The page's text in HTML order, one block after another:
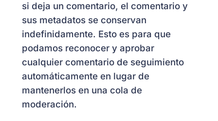
si deja un comentario, el comentario y
sus metadatos se conservan
indefinidamente. Esto es para que
podamos reconocer y aprobar
cualquier comentario de seguimiento
automáticamente en lugar de
mantenerlos en una cola de
moderación.